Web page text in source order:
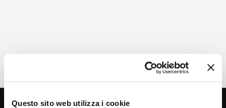
Questo sito web utilizza i cookie